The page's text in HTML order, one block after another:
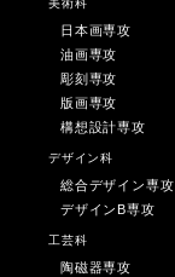
美術科
日本画専攻
油画専攻
彫刻専攻
版画専攻
構想設計専攻
デザイン科
総合デザイン専攻
デザインB専攻
工芸科
陶磁器専攻